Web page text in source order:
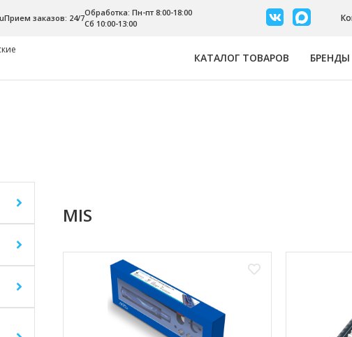
Прием заказов: 24/7
Обработка: Пн-пт 8:00-18:00
Сб 10:00-13:00
КАТАЛОГ ТОВАРОВ БРЕНДЫ
MIS